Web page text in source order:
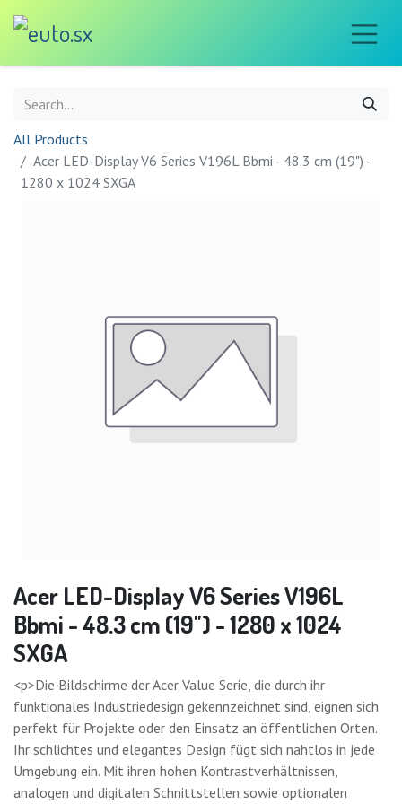
All Products
Acer LED-Display V6 Series V196L Bbmi - 48.3 cm (19") -
1280 x 1024 SXGA
Acer LED-Display V6 Series V196L
Bbmi - 48.3 cm (19") - 1280 x 1024
SXGA
<p>Die Bildschirme der Acer Value Serie, die durch ihr
funktionales Industriedesign gekennzeichnet sind, eignen sich
perfekt für Projekte oder den Einsatz an öffentlichen Orten.
Ihr schlichtes und elegantes Design fügt sich nahtlos in jede
Umgebung ein. Mit ihren hohen Kontrastverhältnissen,
analogen und digitalen Schnittstellen sowie optionalen